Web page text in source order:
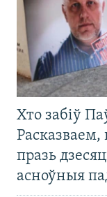
Хто забіў
Расказваем,
празь
асноўныя